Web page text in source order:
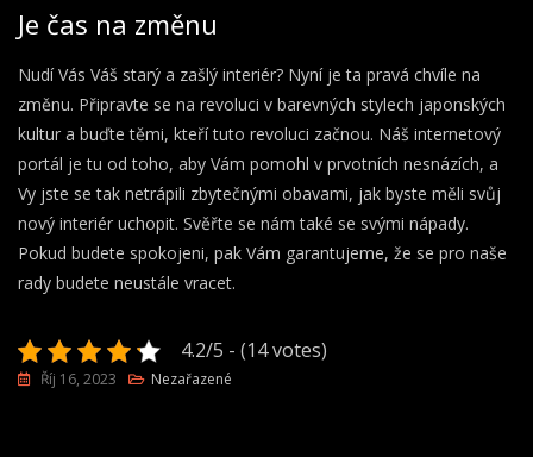
Je čas na změnu
Nudí Vás Váš starý a zašlý interiér? Nyní je ta pravá chvíle na
změnu. Připravte se na revoluci v barevných stylech japonských
kultur a buďte těmi, kteří tuto revoluci začnou. Náš internetový
portál je tu od toho, aby Vám pomohl v prvotních nesnázích, a
Vy jste se tak netrápili zbytečnými obavami, jak byste měli svůj
nový interiér uchopit. Svěřte se nám také se svými nápady.
Pokud budete spokojeni, pak Vám garantujeme, že se pro naše
rady budete neustále vracet.
4.2/5 - (14 votes)
Říj 16, 2023 Nezařazené